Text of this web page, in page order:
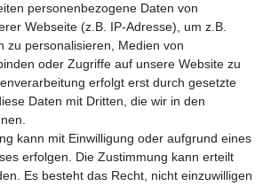
richtige Größe?
telefonisch nicht erreicht?!
sind Artikel mit
Lieferzeiten, wann kommt die
personenbezogene Daten von
Webseite (z.B. IP-Adresse), um z.B.
zu personalisieren, Medien von
oder Zugriffe auf unsere Website zu
erfolgt erst durch gesetzte
Daten mit Dritten, die wir in den
kann mit Einwilligung oder aufgrund eines
erfolgen. Die Zustimmung kann erteilt
Es besteht das Recht, nicht einzuwilligen